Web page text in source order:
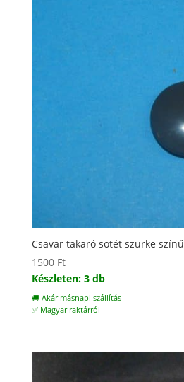
Csavar takaró sötét szürke színű
1500 Ft
Készleten: 3 db
🚚 Akár másnapi szállítás
✅ Magyar raktárról